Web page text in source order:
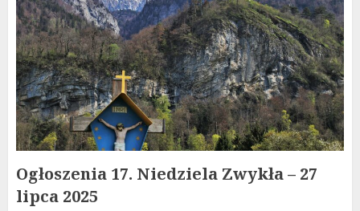
Ogłoszenia 17. Niedziela Zwykła – 27
lipca 2025